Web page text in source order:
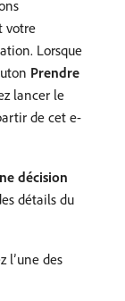
votre
Lorsque
Prendre
lancer le
de cet e-
décision
détails du
l’une des